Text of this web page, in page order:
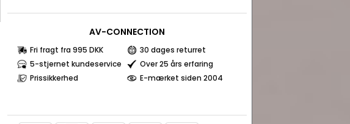
AV-CONNECTION
Fri fragt fra 995 DKK
30 dages returret
5-stjernet kundeservice
Over 25 års erfaring
Prissikkerhed
E-mærket siden 2004